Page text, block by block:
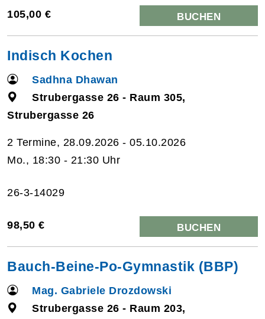
105,00 € BUCHEN
Indisch Kochen
Sadhna Dhawan
Strubergasse 26 - Raum 305,
Strubergasse 26
2 Termine, 28.09.2026 - 05.10.2026
Mo., 18:30 - 21:30 Uhr
26-3-14029
98,50 € BUCHEN
Bauch-Beine-Po-Gymnastik (BBP)
Mag. Gabriele Drozdowski
Strubergasse 26 - Raum 203,